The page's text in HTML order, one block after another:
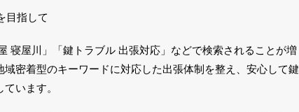
目指して
寝屋川」「鍵トラブル 出張対応」などで検索されることが増
密着型のキーワードに対応した出張体制を整え、安心して鍵
います。